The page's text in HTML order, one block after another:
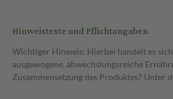
Hinweistexte und Pflichtangaben
Wichtiger Hinweis: Hierbei handelt es
ausgewogene, abwechslungsreiche
Zusammensetzung des Produktes?